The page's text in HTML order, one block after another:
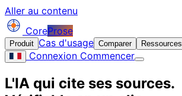
Aller au contenu
CoreProse
Produit Cas d'usage Comparer Ressources
Connexion Commencer
L'IA qui cite ses sources.